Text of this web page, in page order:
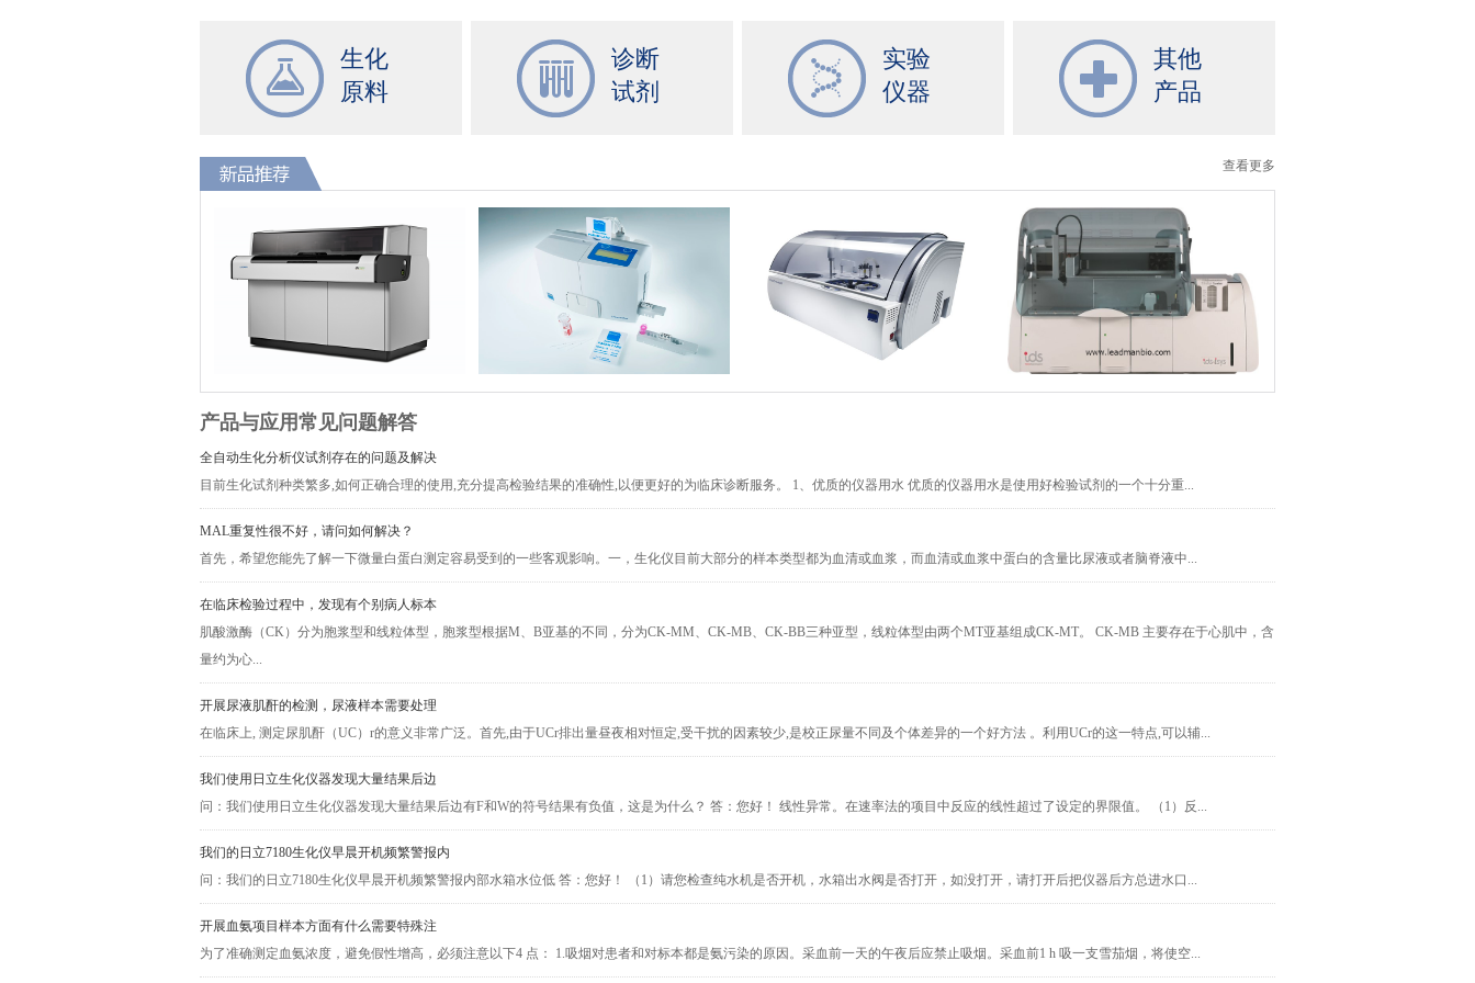
生化
原料
诊断
试剂
实验
仪器
其他
产品
查看更多
产品与应用常见问题解答
全自动生化分析仪试剂存在的问题及解决
目前生化试剂种类繁多,如何正确合理的使用,充分提高检验结果的准确性,以便更好的为临床诊断服务。 1、优质的仪器用水 优质的仪器用水是使用好检验试剂的一个十分重...
MAL重复性很不好，请问如何解决？
首先，希望您能先了解一下微量白蛋白测定容易受到的一些客观影响。一，生化仪目前大部分的样本类型都为血清或血浆，而血清或血浆中蛋白的含量比尿液或者脑脊液中...
在临床检验过程中，发现有个别病人标本
肌酸激酶（CK）分为胞浆型和线粒体型，胞浆型根据M、B亚基的不同，分为CK-MM、CK-MB、CK-BB三种亚型，线粒体型由两个MT亚基组成CK-MT。 CK-MB 主要存在于心肌中，含
量约为心...
开展尿液肌酐的检测，尿液样本需要处理
在临床上, 测定尿肌酐（UC）r的意义非常广泛。首先,由于UCr排出量昼夜相对恒定,受干扰的因素较少,是校正尿量不同及个体差异的一个好方法 。利用UCr的这一特点,可以辅...
我们使用日立生化仪器发现大量结果后边
问：我们使用日立生化仪器发现大量结果后边有F和W的符号结果有负值，这是为什么？ 答：您好！ 线性异常。在速率法的项目中反应的线性超过了设定的界限值。 （1）反...
我们的日立7180生化仪早晨开机频繁警报内
问：我们的日立7180生化仪早晨开机频繁警报内部水箱水位低 答：您好！ （1）请您检查纯水机是否开机，水箱出水阀是否打开，如没打开，请打开后把仪器后方总进水口...
开展血氨项目样本方面有什么需要特殊注
为了准确测定血氨浓度，避免假性增高，必须注意以下4 点： 1.吸烟对患者和对标本都是氨污染的原因。采血前一天的午夜后应禁止吸烟。采血前1 h 吸一支雪茄烟，将使空...